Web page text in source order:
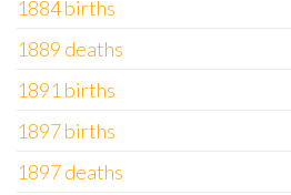
1884 births
1889 deaths
1891 births
1897 births
1897 deaths